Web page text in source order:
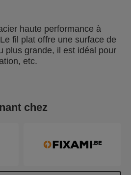
haute performance à
fil plat offre une surface de
plus grande, il est idéal pour
etc.
chez